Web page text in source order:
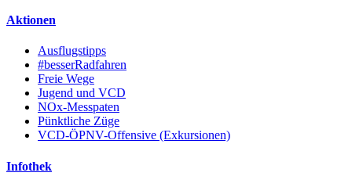
Aktionen
Ausflugstipps
#besserRadfahren
Freie Wege
Jugend und VCD
NOx-Messpaten
Pünktliche Züge
VCD-ÖPNV-Offensive (Exkursionen)
Infothek